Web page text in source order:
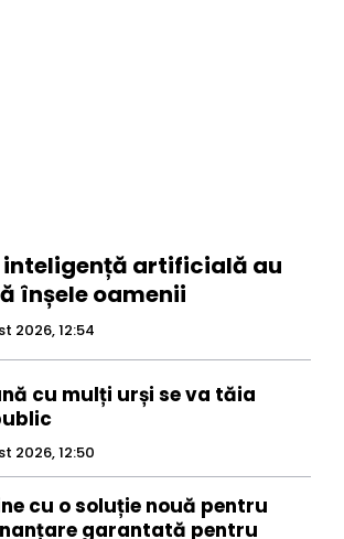
inteligență artificială au
înșele oamenii
2026, 12:54
cu mulți urși se va tăia
2026, 12:50
cu o soluție nouă pentru
garantată pentru